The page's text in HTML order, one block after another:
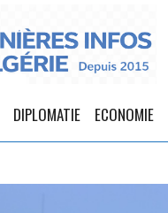
DIPLOMATIE ECONOMIE